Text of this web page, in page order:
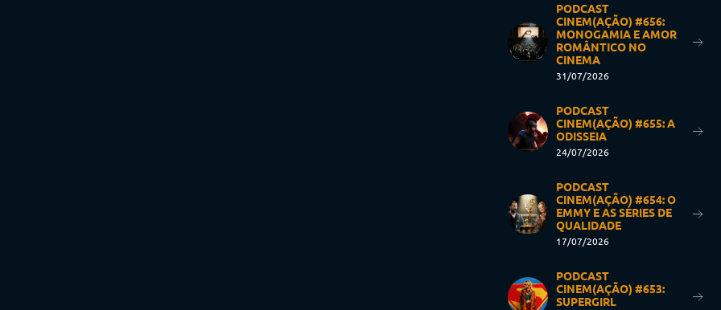
PODCAST
CINEM(AÇÃO) #656:
MONOGAMIA E AMOR
ROMÂNTICO NO
CINEMA
31/07/2026
PODCAST
CINEM(AÇÃO) #655: A
ODISSEIA
24/07/2026
PODCAST
CINEM(AÇÃO) #654: O
EMMY E AS SÉRIES DE
QUALIDADE
17/07/2026
PODCAST
CINEM(AÇÃO) #653:
SUPERGIRL